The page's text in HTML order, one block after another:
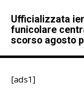
Ufficializzata
funicolare
scorso agosto
[ads1]